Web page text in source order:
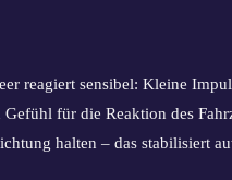
reagiert sensibel: Kleine
für die Reaktion des
halten – das stabilisiert